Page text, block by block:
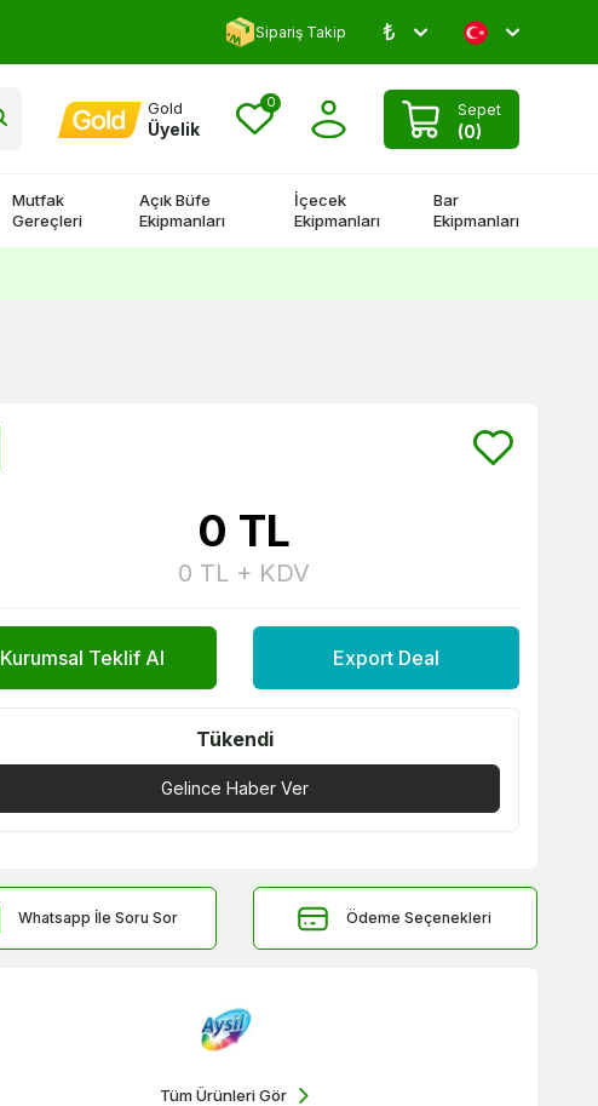
Yorum Yap 500 TL Kazan!
Sipariş Takip ₺
Gold
Üyelik
0 Sepet
(0)
Mutfak
Gereçleri
Açık Büfe
Ekipmanları
İçecek
Ekipmanları
Bar
Ekipmanları
0 TL
0 TL + KDV
Kurumsal Teklif Al Export Deal
Tükendi
Gelince Haber Ver
Whatsapp İle Soru Sor Ödeme Seçenekleri
Tüm Ürünleri Gör